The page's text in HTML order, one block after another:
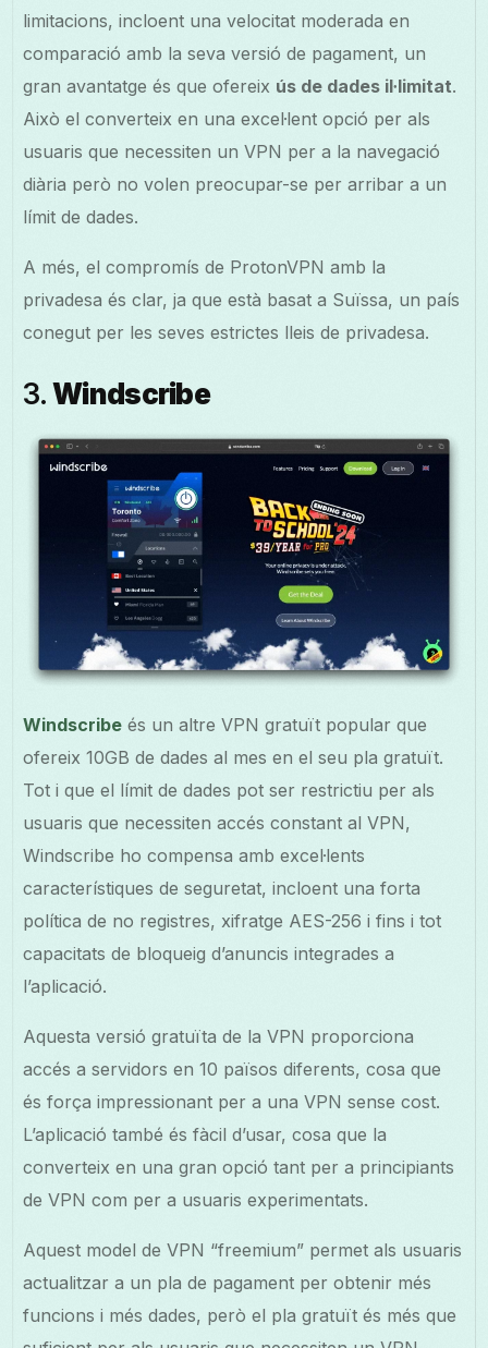
limitacions, incloent una velocitat moderada en
comparació amb la seva versió de pagament, un
gran avantatge és que ofereix ús de dades il·limitat.
Això el converteix en una excel·lent opció per als
usuaris que necessiten un VPN per a la navegació
diària però no volen preocupar-se per arribar a un
límit de dades.
A més, el compromís de ProtonVPN amb la
privadesa és clar, ja que està basat a Suïssa, un país
conegut per les seves estrictes lleis de privadesa.
3.Windscribe
Windscribe és un altre VPN gratuït popular que
ofereix 10GB de dades al mes en el seu pla gratuït.
Tot i que el límit de dades pot ser restrictiu per als
usuaris que necessiten accés constant al VPN,
Windscribe ho compensa amb excel·lents
característiques de seguretat, incloent una forta
política de no registres, xifratge AES-256 i fins i tot
capacitats de bloqueig d’anuncis integrades a
l’aplicació.
Aquesta versió gratuïta de la VPN proporciona
accés a servidors en 10 països diferents, cosa que
és força impressionant per a una VPN sense cost.
L’aplicació també és fàcil d’usar, cosa que la
converteix en una gran opció tant per a principiants
de VPN com per a usuaris experimentats.
Aquest model de VPN “freemium” permet als usuaris
actualitzar a un pla de pagament per obtenir més
funcions i més dades, però el pla gratuït és més que